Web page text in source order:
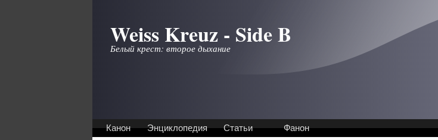
Weiss Kreuz - Side B
Белый крест: второе дыхание
Канон Энциклопедия Статьи Фанон